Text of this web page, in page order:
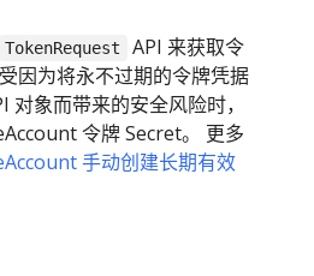
TokenRequest
API 来获取令
因为将永不过期的令牌凭据
对象而带来的安全风险时，
令牌 Secret。 更多
手动创建长期有效